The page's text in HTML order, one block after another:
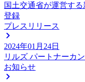
国土交通省が運営す
登録
プレスリリース
2024年01月24日
リルズ パートナーカ
お知らせ